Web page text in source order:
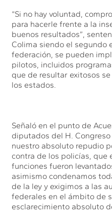
“Si no hay voluntad,
para hacerle frente a la
buenos resultados”,
Colima siendo el segundo
federación, se pueden
pilotos, incluidos
que de resultar exitosos
los estados.
Señaló en el punto de
diputados del H.
nuestro absoluto repudio
contra de los policías, que
funciones fueron
asimismo condenamos
de la ley y exigimos a las
federales en el ámbito de
esclarecimiento absoluto